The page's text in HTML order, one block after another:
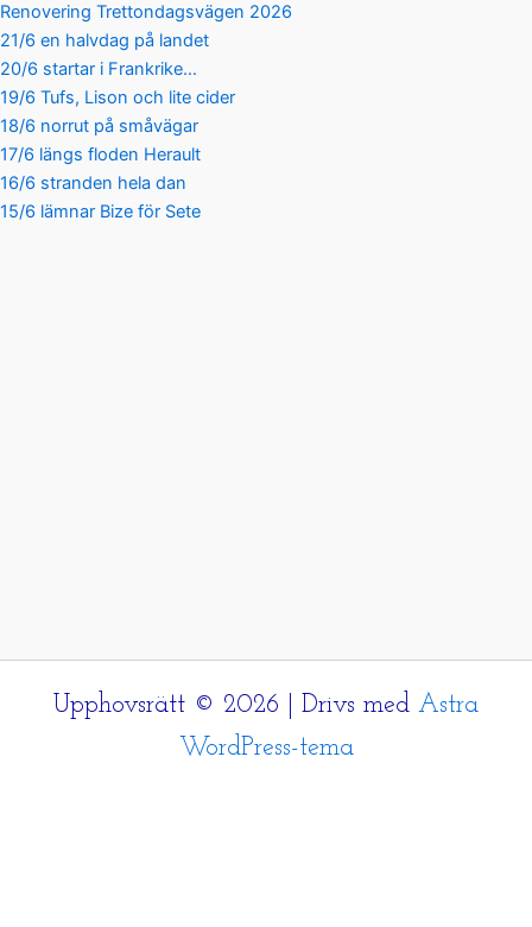
Renovering Trettondagsvägen 2026
21/6 en halvdag på landet
20/6 startar i Frankrike…
19/6 Tufs, Lison och lite cider
18/6 norrut på småvägar
17/6 längs floden Herault
16/6 stranden hela dan
15/6 lämnar Bize för Sete
Upphovsrätt © 2026 | Drivs med Astra
WordPress-tema